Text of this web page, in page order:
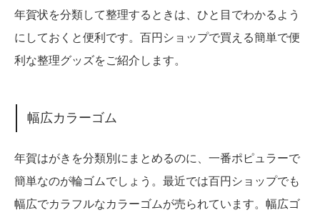
年賀状を分類して整理するときは、ひと目でわかるよう
にしておくと便利です。百円ショップで買える簡単で便
利な整理グッズをご紹介します。
幅広カラーゴム
年賀はがきを分類別にまとめるのに、一番ポピュラーで
簡単なのが輪ゴムでしょう。最近では百円ショップでも
幅広でカラフルなカラーゴムが売られています。幅広ゴ